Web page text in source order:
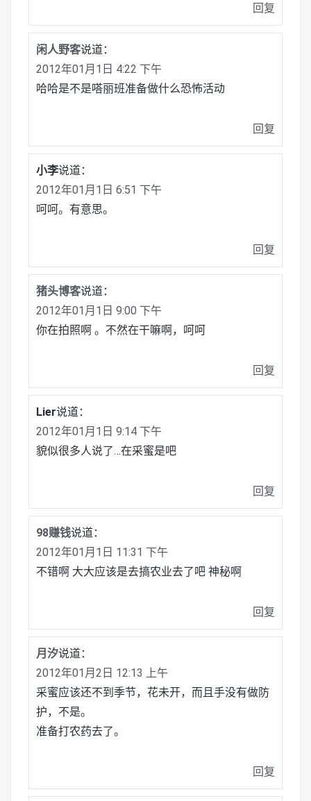
回复
闲人野客说道：
2012年01月1日 4:22 下午
哈哈是不是嗒丽班准备做什么恐怖活动
回复
小李说道：
2012年01月1日 6:51 下午
呵呵。有意思。
回复
猪头博客说道：
2012年01月1日 9:00 下午
你在拍照啊 。不然在干嘛啊，呵呵
回复
Lier说道：
2012年01月1日 9:14 下午
貌似很多人说了…在采蜜是吧
回复
98赚钱说道：
2012年01月1日 11:31 下午
不错啊 大大应该是去搞农业去了吧 神秘啊
回复
月汐说道：
2012年01月2日 12:13 上午
采蜜应该还不到季节，花未开，而且手没有做防
护，不是。
准备打农药去了。
回复